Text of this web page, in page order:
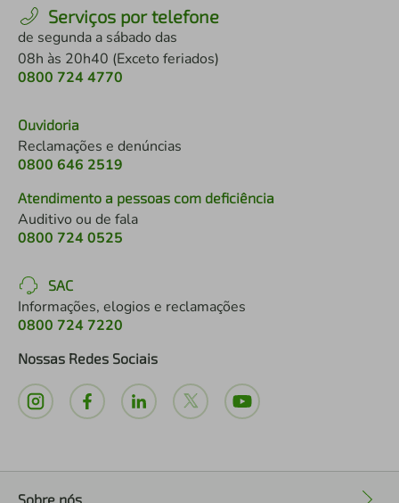
Serviços por telefone
de segunda a sábado das
08h às 20h40 (Exceto feriados)
0800 724 4770
Ouvidoria
Reclamações e denúncias
0800 646 2519
Atendimento a pessoas com deficiência
Auditivo ou de fala
0800 724 0525
SAC
Informações, elogios e reclamações
0800 724 7220
Nossas Redes Sociais
Sobre nós